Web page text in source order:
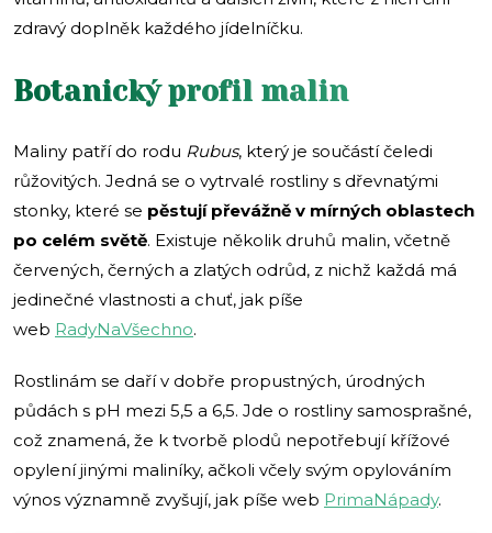
zdravý doplněk každého jídelníčku.
Botanický profil malin
Maliny patří do rodu Rubus, který je součástí čeledi
růžovitých. Jedná se o vytrvalé rostliny s dřevnatými
stonky, které se pěstují převážně v mírných oblastech
po celém světě. Existuje několik druhů malin, včetně
červených, černých a zlatých odrůd, z nichž každá má
jedinečné vlastnosti a chuť, jak píše
web RadyNaVšechno.
Rostlinám se daří v dobře propustných, úrodných
půdách s pH mezi 5,5 a 6,5. Jde o rostliny samosprašné,
což znamená, že k tvorbě plodů nepotřebují křížové
opylení jinými maliníky, ačkoli včely svým opylováním
výnos významně zvyšují, jak píše web PrimaNápady.